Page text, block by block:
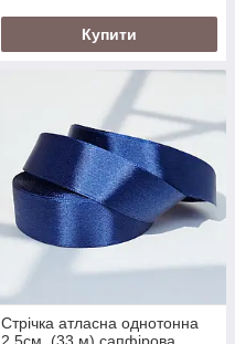
Купити
Стрічка атласна однотонна